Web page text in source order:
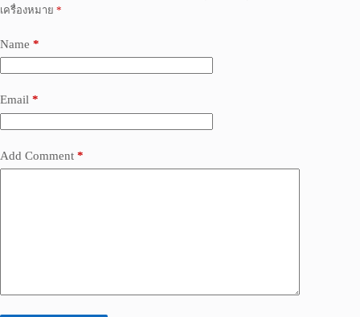
เครื่องหมาย *
Name *
Email *
Add Comment *